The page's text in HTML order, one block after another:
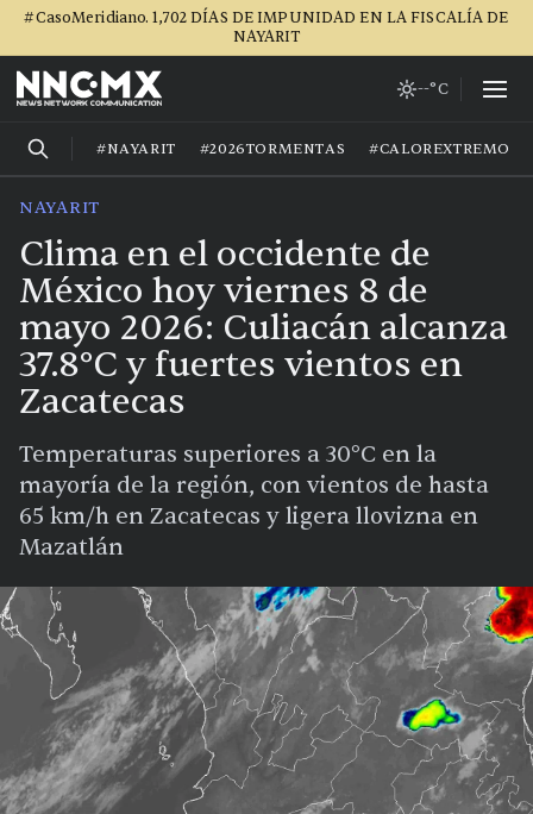
#CasoMeridiano. 1,702 DÍAS DE IMPUNIDAD EN LA FISCALÍA DE
NAYARIT
--°C
#NAYARIT #2026TORMENTAS #CALOREXTREMO
NAYARIT
Clima en el occidente de
México hoy viernes 8 de
mayo 2026: Culiacán alcanza
37.8°C y fuertes vientos en
Zacatecas
Temperaturas superiores a 30°C en la
mayoría de la región, con vientos de hasta
65 km/h en Zacatecas y ligera llovizna en
Mazatlán